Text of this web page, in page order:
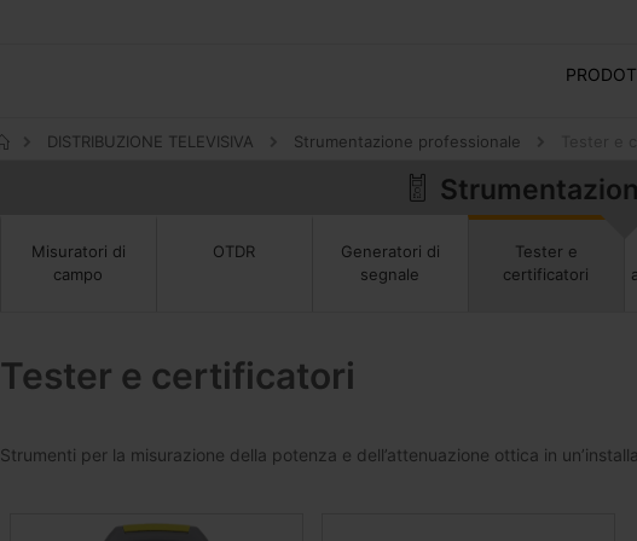
DISTRIBUZIONE TELEVISIVA Strumentazione professionale
Misuratori di
campo
OTDR
Generatori di
segnale
Tester e
certificatori
Tester e certificatori
Strumenti per la misurazione della potenza e dell’attenuazione ottica in